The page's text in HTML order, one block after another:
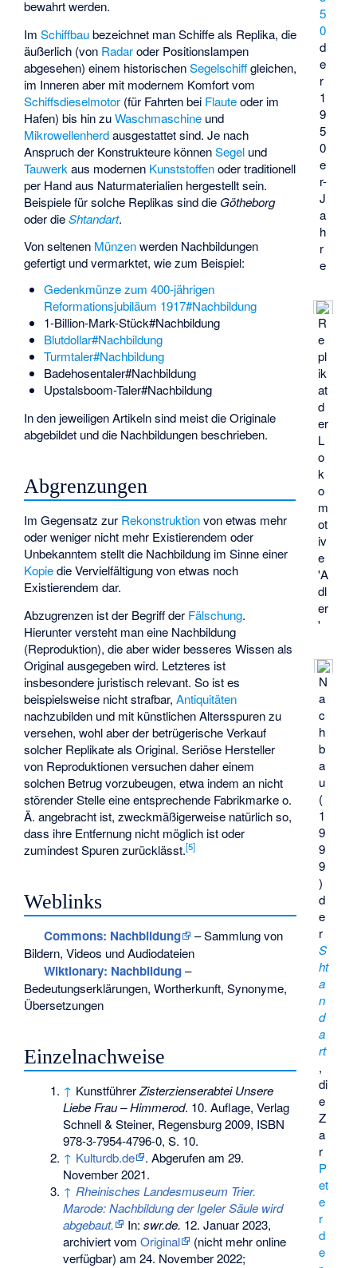
5
0
d
e
r
1
9
5
0
e
r-
J
a
h
r
e
R
e
pl
ik
at
d
er
L
o
k
o
m
ot
iv
e
'A
dl
er
'
bewahrt werden.
N
a
c
h
b
a
u
(
1
9
9
9
)
d
e
r
S
ht
a
n
d
a
rt
,
di
e
Z
a
r
P
et
e
r
d
e
ImSchiffbaubezeichnet man Schiffe als Replika, die
äußerlich (von Radaroder Positionslampen
abgesehen) einem historischenSegelschiffgleichen,
im Inneren aber mit modernem Komfort vom
Schiffsdieselmotor (für Fahrten bei Flauteoder im
Hafen) bis hin zuWaschmaschine und
Mikrowellenherdausgestattet sind. Je nach
Anspruch der Konstrukteure könnenSegel und
Tauwerk aus modernen Kunststoffenoder traditionell
per Hand aus Naturmaterialien hergestellt sein.
Beispiele für solche Replikas sind die Götheborg
oder dieShtandart.
Von seltenen Münzenwerden Nachbildungen
gefertigt und vermarktet, wie zum Beispiel:
Gedenkmünze zum 400-jährigen
Reformationsjubiläum 1917#Nachbildung
1-Billion-Mark-Stück#Nachbildung
Blutdollar#Nachbildung
Turmtaler#Nachbildung
Badehosentaler#Nachbildung
Upstalsboom-Taler#Nachbildung
In den jeweiligen Artikeln sind meist die Originale
abgebildet und die Nachbildungen beschrieben.
Abgrenzungen
Im Gegensatz zur Rekonstruktionvon etwas mehr
oder weniger nicht mehr Existierendem oder
Unbekanntem stellt die Nachbildung im Sinne einer
Kopiedie Vervielfältigung von etwas noch
Existierendem dar.
Abzugrenzen ist der Begriff der Fälschung.
Hierunter versteht man eine Nachbildung
(Reproduktion), die aber wider besseres Wissen als
Original ausgegeben wird. Letzteres ist
insbesondere juristisch relevant. So ist es
beispielsweise nicht strafbar,Antiquitäten
nachzubilden und mit künstlichen Altersspuren zu
versehen, wohl aber der betrügerische Verkauf
solcher Replikate als Original. Seriöse Hersteller
von Reproduktionen versuchen daher einem
solchen Betrug vorzubeugen, etwa indem an nicht
störender Stelle eine entsprechende Fabrikmarke o.
Ä. angebracht ist, zweckmäßigerweise natürlich so,
dass ihre Entfernung nicht möglich ist oder
zumindest Spuren zurücklässt.[5]
Weblinks
Commons: Nachbildung
– Sammlung von
Bildern, Videos und Audiodateien
Wiktionary: Nachbildung–
Bedeutungserklärungen, Wortherkunft, Synonyme,
Übersetzungen
Einzelnachweise
↑ KunstführerZisterzienserabtei Unsere
Liebe Frau – Himmerod. 10. Auflage, Verlag
Schnell & Steiner, Regensburg 2009, ISBN
978-3-7954-4796-0, S. 10.
↑ Kulturdb.de
. Abgerufen am 29.
November 2021.
↑ Rheinisches Landesmuseum Trier.
Marode: Nachbildung der Igeler Säule wird
abgebaut.
In:swr.de. 12. Januar 2023,
archiviert vomOriginal
(nicht mehr online
verfügbar) am24. November 2022;